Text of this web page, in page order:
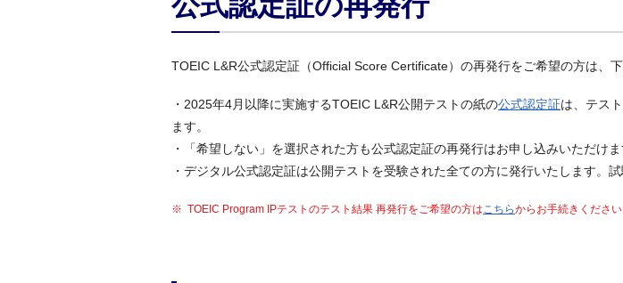
TOEIC L&R公式認定証（Official Score Certificate）の再発行をご希望の方は、
・2025年4月以降に実施するTOEIC L&R公開テストの紙の公式認定証は、テス
ます。
・「希望しない」を選択された方も公式認定証の再発行はお申し込みいただけま
・デジタル公式認定証は公開テストを受験された全ての方に発行いたします。
TOEIC Program IPテストのテスト結果 再発行をご希望の方は こちらからお手続きください